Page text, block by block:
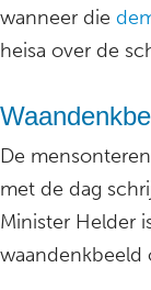
wanneer die
heisa over de
De
met de dag
Minister Helder
waandenkbeeld